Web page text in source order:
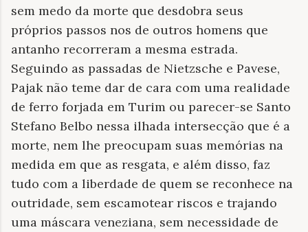
sem medo da morte que desdobra seus
próprios passos nos de outros homens que
antanho recorreram a mesma estrada.
Seguindo as passadas de Nietzsche e Pavese,
Pajak não teme dar de cara com uma realidade
de ferro forjada em Turim ou parecer-se Santo
Stefano Belbo nessa ilhada intersecção que é a
morte, nem lhe preocupam suas memórias na
medida em que as resgata, e além disso, faz
tudo com a liberdade de quem se reconhece na
outridade, sem escamotear riscos e trajando
uma máscara veneziana, sem necessidade de